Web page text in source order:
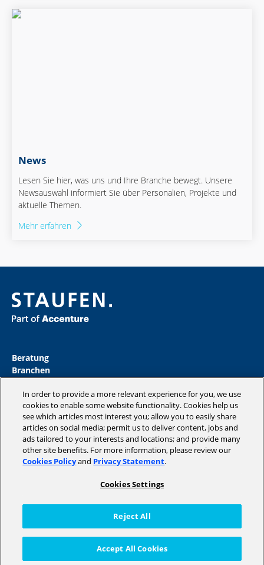
News
Lesen Sie hier, was uns und Ihre Branche bewegt. Unsere
Newsauswahl informiert Sie über Personalien, Projekte und
aktuelle Themen.
Mehr erfahren
Beratung
Branchen
Insights
Magazine
Unternehmen
Copyright © 2026 STAUFEN AG, part of Accenture.
Cookie Policy
Code of Conduct
In order to provide a more relevant experience for you, we use
cookies to enable some website functionality. Cookies help us
see which articles most interest you; allow you to easily share
articles on social media; permit us to deliver content, jobs and
ads tailored to your interests and locations; and provide many
other site benefits. For more information, please review our
Cookies Policyand Privacy Statement.
Cookies Settings
Reject All
Accept All Cookies